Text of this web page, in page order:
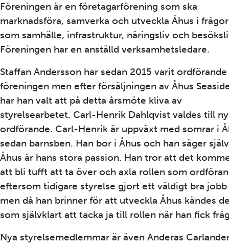
Föreningen är en företagarförening som ska
marknadsföra, samverka och utveckla Åhus i frågor
som samhälle, infrastruktur, näringsliv och
Föreningen har en anställd verksamhetsledare.
Staffan Andersson har sedan 2015 varit
föreningen men efter försäljningen av Åhus
har han valt att på detta årsmöte kliva av
styrelsearbetet. Carl-Henrik Dahlqvist valdes till ny
ordförande. Carl-Henrik är uppväxt med somrar i
sedan barnsben. Han bor i Åhus och han säger
Åhus är hans stora passion. Han tror att det
att bli tufft att ta över och axla rollen som
eftersom tidigare styrelse gjort ett väldigt bra jobb
men då han brinner för att utveckla Åhus kändes
som självklart att tacka ja till rollen när han fick
Nya styrelsemedlemmar är även Anderas